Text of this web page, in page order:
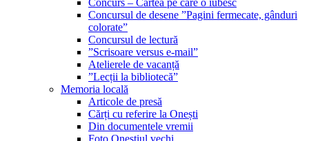
Concurs – Cartea pe care o iubesc
Concursul de desene ”Pagini fermecate, gânduri
colorate”
Concursul de lectură
”Scrisoare versus e-mail”
Atelierele de vacanță
”Lecții la bibliotecă”
Memoria locală
Articole de presă
Cărți cu referire la Onești
Din documentele vremii